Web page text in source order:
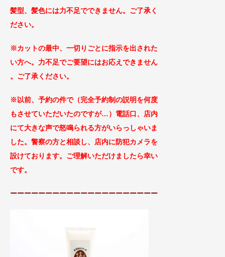
髪型、髪色には力不足でできません。ご了承く
ださい。
※カットの最中、一切りごとに指示を出された
い方へ。力不足でご要望にはお応えできません
。ご了承ください。
※以前、予約の件で（完全予約制の説明を何度
もさせていただいたのですが…） 電話口、店内
にて大きな声で怒鳴られる方がいらっしゃいま
した。警察の方と相談し、
店内に防犯カメラを
設けております。ご理解いただけましたら幸い
です。
ーーーーーーーーーーーーーーーーーーーーー